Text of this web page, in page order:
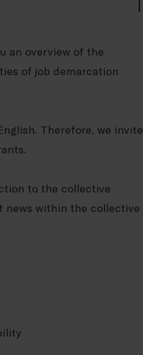
an overview of the
of job demarcation
Therefore, we invite
to the collective
news within the collective